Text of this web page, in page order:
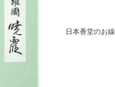
日本香堂のお線